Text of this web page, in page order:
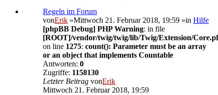
Regeln im Forum
vonErik »Mittwoch 21. Februar 2018, 19:59 »in Hilfe
[phpBB Debug] PHP Warning: in file
[ROOT]/vendor/twig/twig/lib/Twig/Extension/
on line 1275: count(): Parameter must be an array
or an object that implements Countable
Antworten: 0
Zugriffe: 1158130
Letzter Beitrag vonErik
Mittwoch 21. Februar 2018, 19:59